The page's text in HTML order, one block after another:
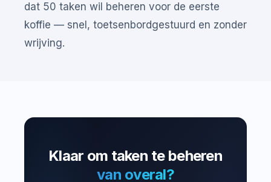
dat 50 taken wil beheren voor de eerste
koffie — snel, toetsenbordgestuurd en zonder
wrijving.
Klaar om taken te beheren
van overal?